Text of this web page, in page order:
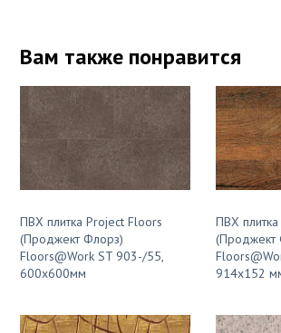
Вам также понравится
ПВХ плитка Project Floors
(Проджект Флорз)
Floors@Work ST 903-/55,
600x600мм
ПВХ
(Проджект
914x152